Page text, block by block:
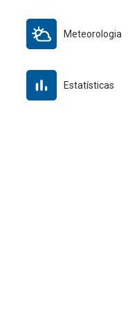
Meteorologia
Estatísticas